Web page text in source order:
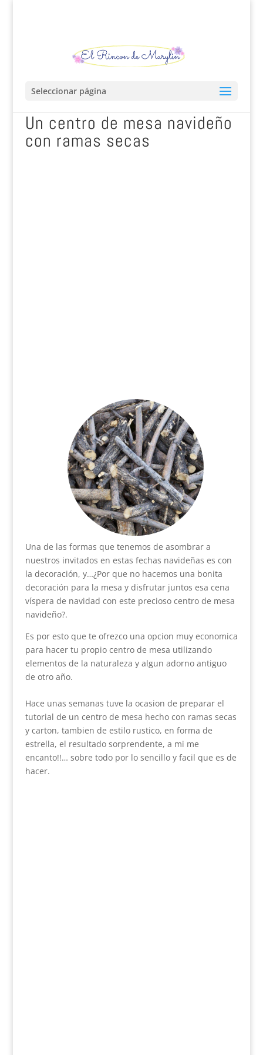
Seleccionar página
Un centro de mesa navideño
con ramas secas
Una de las formas que tenemos de asombrar a
nuestros invitados en estas fechas navideñas es con
la decoración, y…¿Por que no hacemos una bonita
decoración para la mesa y disfrutar juntos esa cena
víspera de navidad con este precioso centro de mesa
navideño?.
Es por esto que te ofrezco una opcion muy economica
para hacer tu propio centro de mesa utilizando
elementos de la naturaleza y algun adorno antiguo
de otro año.
Hace unas semanas tuve la ocasion de preparar el
tutorial de un centro de mesa hecho con ramas secas
y carton, tambien de estilo rustico, en forma de
estrella, el resultado sorprendente, a mi me
encanto!!… sobre todo por lo sencillo y facil que es de
hacer.